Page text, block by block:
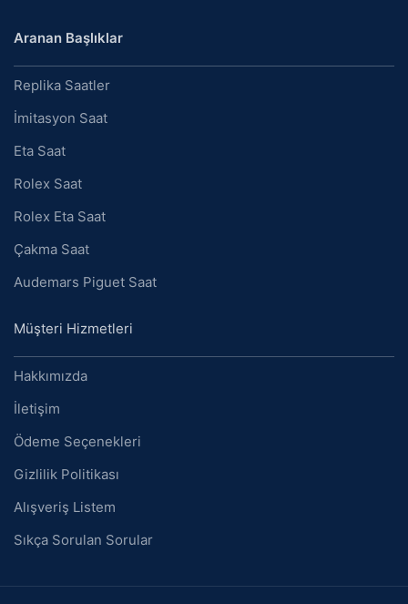
Aranan Başlıklar
Replika Saatler
İmitasyon Saat
Eta Saat
Rolex Saat
Rolex Eta Saat
Çakma Saat
Audemars Piguet Saat
Müşteri Hizmetleri
Hakkımızda
İletişim
Ödeme Seçenekleri
Gizlilik Politikası
Alışveriş Listem
Sıkça Sorulan Sorular